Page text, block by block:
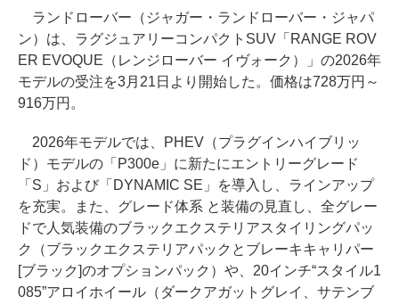
ランドローバー（ジャガー・ランドローバー・ジャパ
ン）は、ラグジュアリーコンパクトSUV「RANGE ROV
ER EVOQUE（レンジローバー イヴォーク）」の2026年
モデルの受注を3月21日より開始した。価格は728万円～
916万円。
2026年モデルでは、PHEV（プラグインハイブリッ
ド）モデルの「P300e」に新たにエントリーグレード
「S」および「DYNAMIC SE」を導入し、ラインアップ
を充実。また、グレード体系 と装備の見直し、全グレー
ドで人気装備のブラックエクステリアスタイリングパッ
ク（ブラックエクステリアパックとブレーキキャリパー
[ブラック]のオプションパック）や、20インチ“スタイル1
085”アロイホイール（ダークアガットグレイ、サテンブ